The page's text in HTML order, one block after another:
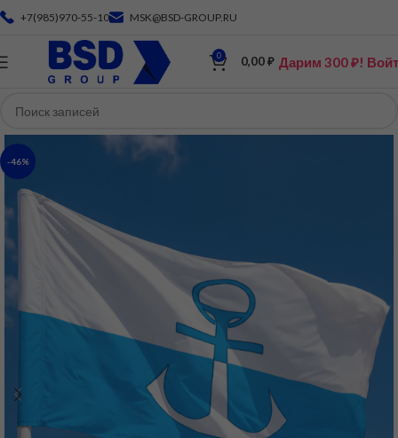
+7(985)970-55-10 MSK@BSD-GROUP.RU
0 0,00₽ Дарим 300 ₽!
-46%